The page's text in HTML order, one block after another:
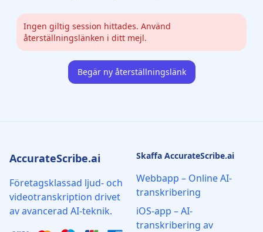
Ingen giltig session hittades. Använd
återställningslänken i ditt mejl.
Begär ny återställningslänk
AccurateScribe.ai
Företagsklassad ljud- och
videotranskription drivet
av avancerad AI-teknik.
Skaffa AccurateScribe.ai
Webbapp – Online AI-
transkribering
iOS-app – AI-
transkribering av